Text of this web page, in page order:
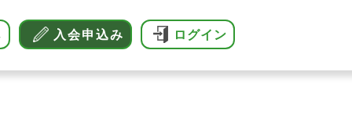
入会申込み ログイン